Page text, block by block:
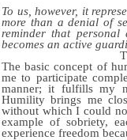
To us, however, it
more than a denial of
reminder that
becomes an active
The basic concept of
me to participate
manner; it fulfills my
Humility brings me
without which I could
example of sobriety,
experience freedom